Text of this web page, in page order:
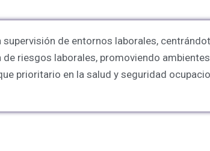
de entornos laborales,
riesgos laborales, promoviendo
prioritario en la salud y seguridad